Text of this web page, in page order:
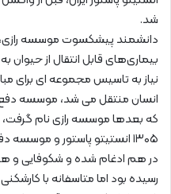
شد.
دانشمند پیشکسوت موسسه رازی،
بیماری‌های قابل انتقال از
نیاز به تاسیس مجموعه ای برای
انسان منتقل می شد، موسسه
که بعدها موسسه رازی نام
۱۳۰۵ انستیتو پاستور و
در هم ادغام شده و شکوفایی و
رسیده بود اما متاسفانه با